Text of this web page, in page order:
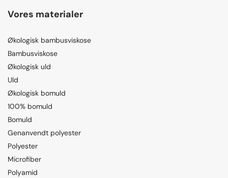
Vores materialer
Økologisk bambusviskose
Bambusviskose
Økologisk uld
Uld
Økologisk bomuld
100% bomuld
Bomuld
Genanvendt polyester
Polyester
Microfiber
Polyamid